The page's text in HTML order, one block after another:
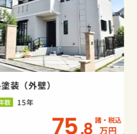
装（外壁）
数 15年
75.8 万円